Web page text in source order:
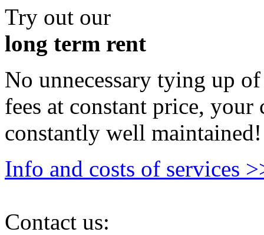
Try out our
long term rent
No unnecessary tying up
fees at constant price,
constantly well maintained!
Info and costs of services
Contact us: